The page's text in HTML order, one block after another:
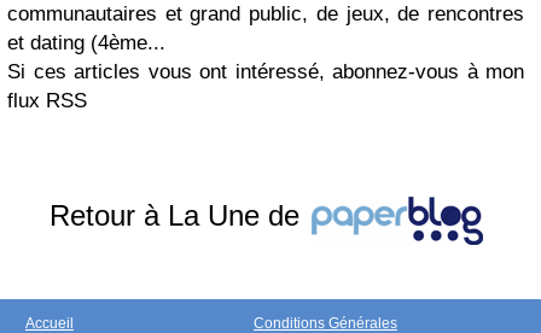
communautaires et grand public, de jeux, de rencontres
et dating (4ème...
Si ces articles vous ont intéressé, abonnez-vous à mon
flux RSS
Retour à La Une de
Accueil
Conditions Générales